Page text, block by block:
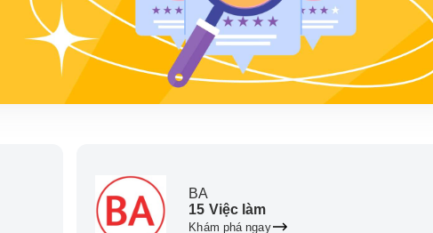
BA
15 Việc làm
Khám phá ngay